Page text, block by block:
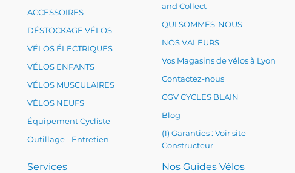
ACCESSOIRES
DÉSTOCKAGE VÉLOS
VÉLOS ÉLECTRIQUES
VÉLOS ENFANTS
VÉLOS MUSCULAIRES
VÉLOS NEUFS
Équipement Cycliste
Outillage - Entretien
and Collect
QUI SOMMES-NOUS
NOS VALEURS
Vos Magasins de vélos à Lyon
Contactez-nous
CGV CYCLES BLAIN
Blog
(1) Garanties : Voir site
Constructeur
Services Nos Guides Vélos